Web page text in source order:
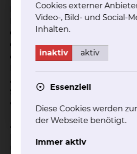
Nach der Begrüßung und
Einführung durch Prof. Dr. Klaus
Chefarzt der
Oberärztin Alina Bernhardt über
operative Behandlungsansätze
Antoine Abboud die
Spinalkanalstenose und wie
weniger Schmerzen besser
Ab 17:20 Uhr erklärt Oberarzt
Kassem die Probleme durch
Cookies externer
Video-, Bild- und Social-
Inhalten.
inaktiv aktiv
Essenziell
Diese Cookies werden
der Webseite benötigt.
Immer aktiv